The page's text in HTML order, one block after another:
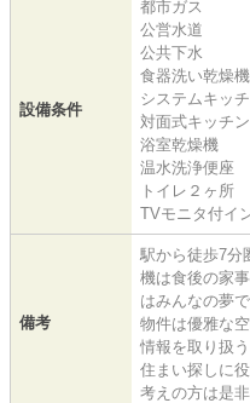
設備条件
都市ガス
公営水道
公共下水
食器洗い乾燥機
システムキッ
対面式キッチン
浴室乾燥機
温水洗浄便座
トイレ２ヶ所
TVモニタ付イ
備考
駅から徒歩7分
機は食後の家
はみんなの夢
物件は優雅な
情報を取り扱
住まい探しに
考えの方は是